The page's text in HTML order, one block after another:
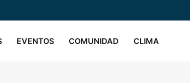
EVENTOS COMUNIDAD CLIMA